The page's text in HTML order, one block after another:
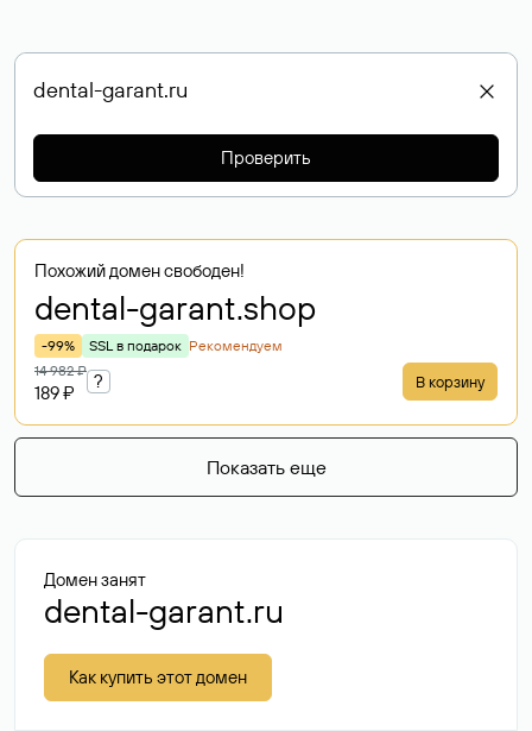
Проверить
Похожий домен свободен!
dental-garant.shop
-99% SSL в подарок Рекомендуем
14 982 ₽
189 ₽
? В корзину
Показать еще
Домен занят
dental-garant.ru
Как купить этот домен